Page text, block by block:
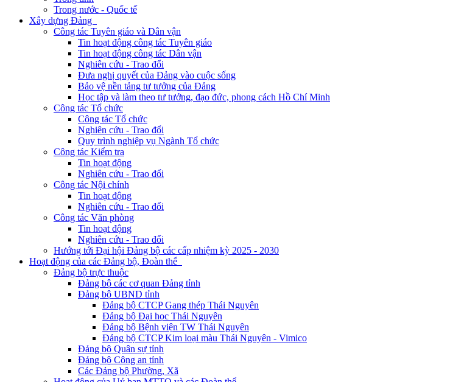
Trong nước - Quốc tế
Xây dựng Đảng
Công tác Tuyên giáo và Dân vận
Tin hoạt động công tác Tuyên giáo
Tin hoạt động công tác Dân vận
Nghiên cứu - Trao đổi
Đưa nghị quyết của Đảng vào cuộc sống
Bảo vệ nền tảng tư tưởng của Đảng
Học tập và làm theo tư tưởng, đạo đức, phong cách Hồ Chí Minh
Công tác Tổ chức
Công tác Tổ chức
Nghiên cứu - Trao đổi
Quy trình nghiệp vụ Ngành Tổ chức
Công tác Kiểm tra
Tin hoạt động
Nghiên cứu - Trao đổi
Công tác Nội chính
Tin hoạt động
Nghiên cứu - Trao đổi
Công tác Văn phòng
Tin hoạt động
Nghiên cứu - Trao đổi
Hướng tới Đại hội Đảng bộ các cấp nhiệm kỳ 2025 - 2030
Hoạt động của các Đảng bộ, Đoàn thể
Đảng bộ trực thuộc
Đảng bộ các cơ quan Đảng tỉnh
Đảng bộ UBND tỉnh
Đảng bộ CTCP Gang thép Thái Nguyên
Đảng bộ Đại học Thái Nguyên
Đảng bộ Bệnh viện TW Thái Nguyên
Đảng bộ CTCP Kim loại màu Thái Nguyên - Vimico
Đảng bộ Quân sự tỉnh
Đảng bộ Công an tỉnh
Các Đảng bộ Phường, Xã